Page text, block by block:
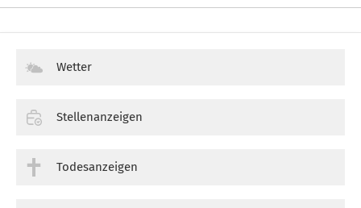
Wetter
Stellenanzeigen
Todesanzeigen